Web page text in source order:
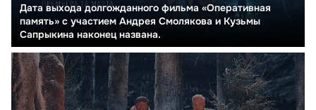
Дата выхода долгожданного фильма «Оперативная
память» с участием Андрея Смолякова и Кузьмы
Сапрыкина наконец названа.